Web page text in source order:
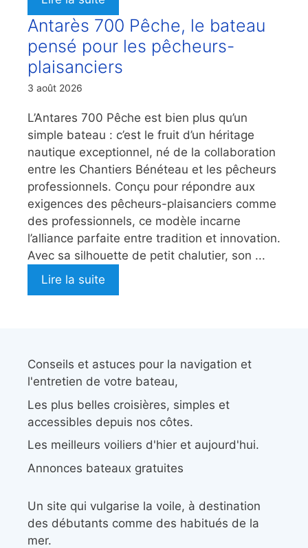
Antarès 700 Pêche, le bateau
pensé pour les pêcheurs-
plaisanciers
3 août 2026
L’Antares 700 Pêche est bien plus qu’un
simple bateau : c’est le fruit d’un héritage
nautique exceptionnel, né de la collaboration
entre les Chantiers Bénéteau et les pêcheurs
professionnels. Conçu pour répondre aux
exigences des pêcheurs-plaisanciers comme
des professionnels, ce modèle incarne
l’alliance parfaite entre tradition et innovation.
Avec sa silhouette de petit chalutier, son ...
Lire la suite
Conseils et astuces pour la navigation et
l'entretien de votre bateau,
Les plus belles croisières, simples et
accessibles depuis nos côtes.
Les meilleurs voiliers d'hier et aujourd'hui.
Annonces bateaux gratuites
Un site qui vulgarise la voile, à destination
des débutants comme des habitués de la
mer.